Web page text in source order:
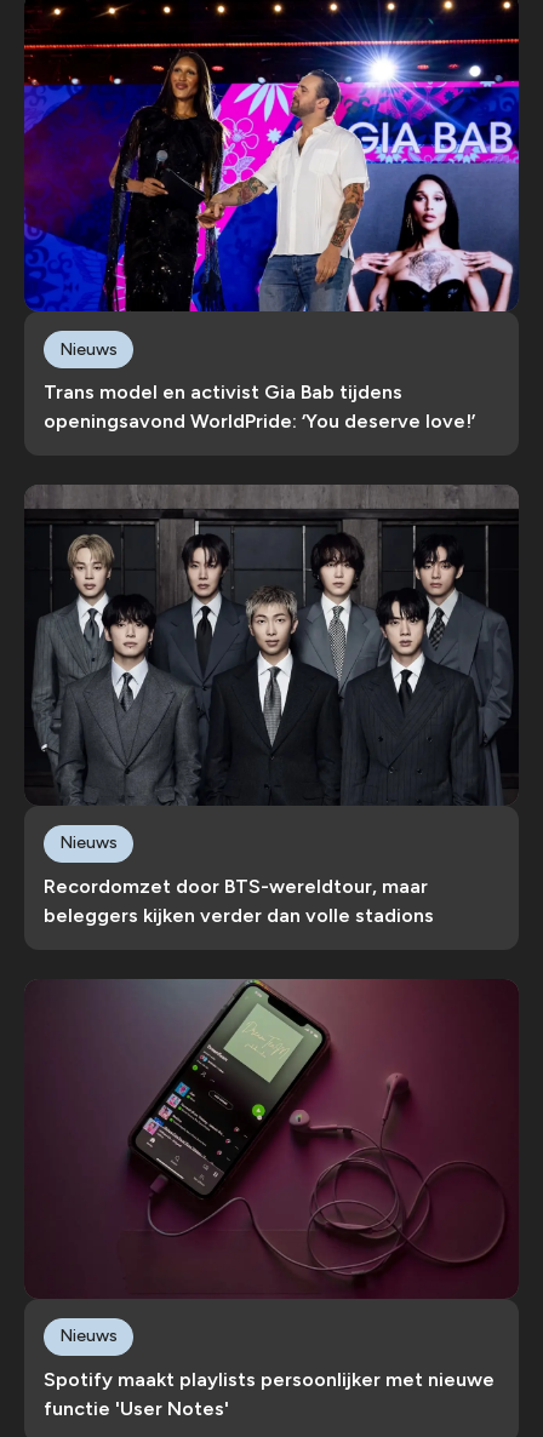
Trans model en activist Gia Bab tijdens
openingsavond WorldPride: ‘You deserve love!’
Nieuws
Recordomzet door BTS-wereldtour, maar
beleggers kijken verder dan volle stadions
Nieuws
Spotify maakt playlists persoonlijker met nieuwe
functie 'User Notes'
Nieuws